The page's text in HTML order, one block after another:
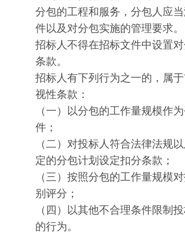
分包的工程和服务，分包人应
件以及对分包实施的管理要求。
招标人不得在招标文件中设置
条款。
招标人有下列行为之一的，属
视性条款：
（一）以分包的工作量规模作
件；
（二）对投标人符合法律法规
定的分包计划设定扣分条款；
（三）按照分包的工作量规模
别评分；
（四）以其他不合理条件限制
的行为。